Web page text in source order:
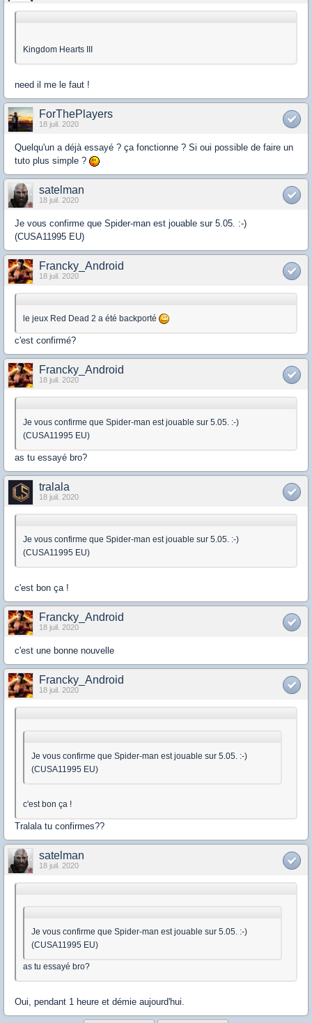
Kingdom Hearts III
need il me le faut !
ForThePlayers
18 juil. 2020
Quelqu'un a déjà essayé ? ça fonctionne ? Si oui possible de faire un
tuto plus simple ?
satelman
18 juil. 2020
Je vous confirme que Spider-man est jouable sur 5.05. :-)
(CUSA11995 EU)
Francky_Android
18 juil. 2020
le jeux Red Dead 2 a été backporté
c'est confirmé?
Francky_Android
18 juil. 2020
Je vous confirme que Spider-man est jouable sur 5.05. :-)
(CUSA11995 EU)
as tu essayé bro?
tralala
18 juil. 2020
Je vous confirme que Spider-man est jouable sur 5.05. :-)
(CUSA11995 EU)
c'est bon ça !
Francky_Android
18 juil. 2020
c'est une bonne nouvelle
Francky_Android
18 juil. 2020
Je vous confirme que Spider-man est jouable sur 5.05. :-)
(CUSA11995 EU)
c'est bon ça !
Tralala tu confirmes??
satelman
18 juil. 2020
Je vous confirme que Spider-man est jouable sur 5.05. :-)
(CUSA11995 EU)
as tu essayé bro?
Oui, pendant 1 heure et démie aujourd'hui.